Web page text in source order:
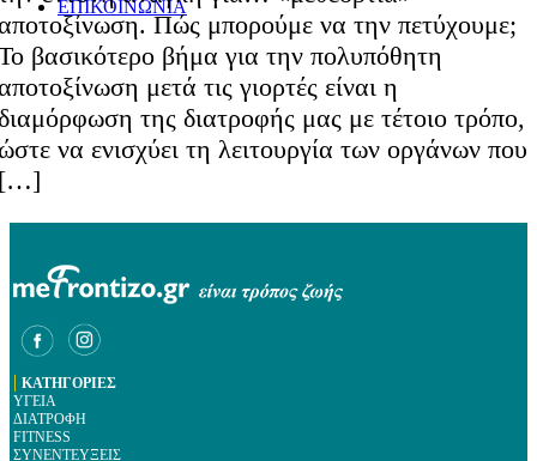
ΕΠΙΚΟΙΝΩΝΙΑ
Πώς μπορούμε να την πετύχουμε;
βασικότερο βήμα για την πολυπόθητη
μετά τις γιορτές είναι η
της διατροφής μας με τέτοιο τρόπο,
να ενισχύει τη λειτουργία των οργάνων που
| ΚΑΤΗΓΟΡΙΕΣ
ΥΓΕΙΑ
ΔΙΑΤΡΟΦΗ
FITNESS
ΣΥΝΕΝΤΕΥΞΕΙΣ